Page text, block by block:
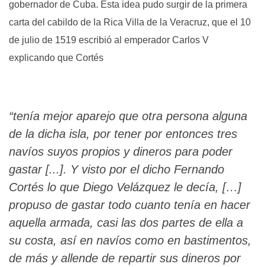
gobernador de Cuba. Esta idea pudo surgir de la primera
carta del cabildo de la Rica Villa de la Veracruz, que el 10
de julio de 1519 escribió al emperador Carlos V
explicando que Cortés
“tenía mejor aparejo que otra persona alguna
de la dicha isla, por tener por entonces tres
navíos suyos propios y dineros para poder
gastar [...]. Y visto por el dicho Fernando
Cortés lo que Diego Velázquez le decía, […]
propuso de gastar todo cuanto tenía en hacer
aquella armada, casi las dos partes de ella a
su costa, así en navíos como en bastimentos,
de más y allende de repartir sus dineros por